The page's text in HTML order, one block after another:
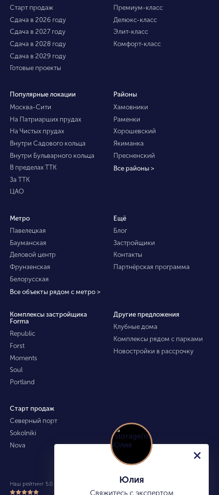
Старт продаж
Сдача в 2026 году
Сдача в 2027 году
Сдача в 2028 году
Сдача в 2029 году
Готовые проекты
Премиум-класс
Делюкс-класс
Элит-класс
Комфорт-класс
Популярные локации
Москва-Сити
На Патриарших прудах
На Чистых прудах
Внутри Садового кольца
Внутри Бульварного кольца
В пределах ТТК
За ТТК
ЦАО
Районы
Хамовники
Раменки
Хорошевский
Якиманка
Пресненский
Все районы >
Метро
Павелецкая
Бауманская
Деловой центр
Фрунзенская
Белорусская
Все объекты рядом с метро >
Ещё
Блог
Застройщики
Контакты
Партнёрская программа
Комплексы застройщика
Forma
Republic
Forst
Moments
Soul
Portland
Другие предложения
Клубные дома
Комплексы рядом с парками
Новостройки в рассрочку
Старт продаж
Северный порт
Sokolniki
Nova
Наш рейтинг 5.0 из 5 (490) Юлия